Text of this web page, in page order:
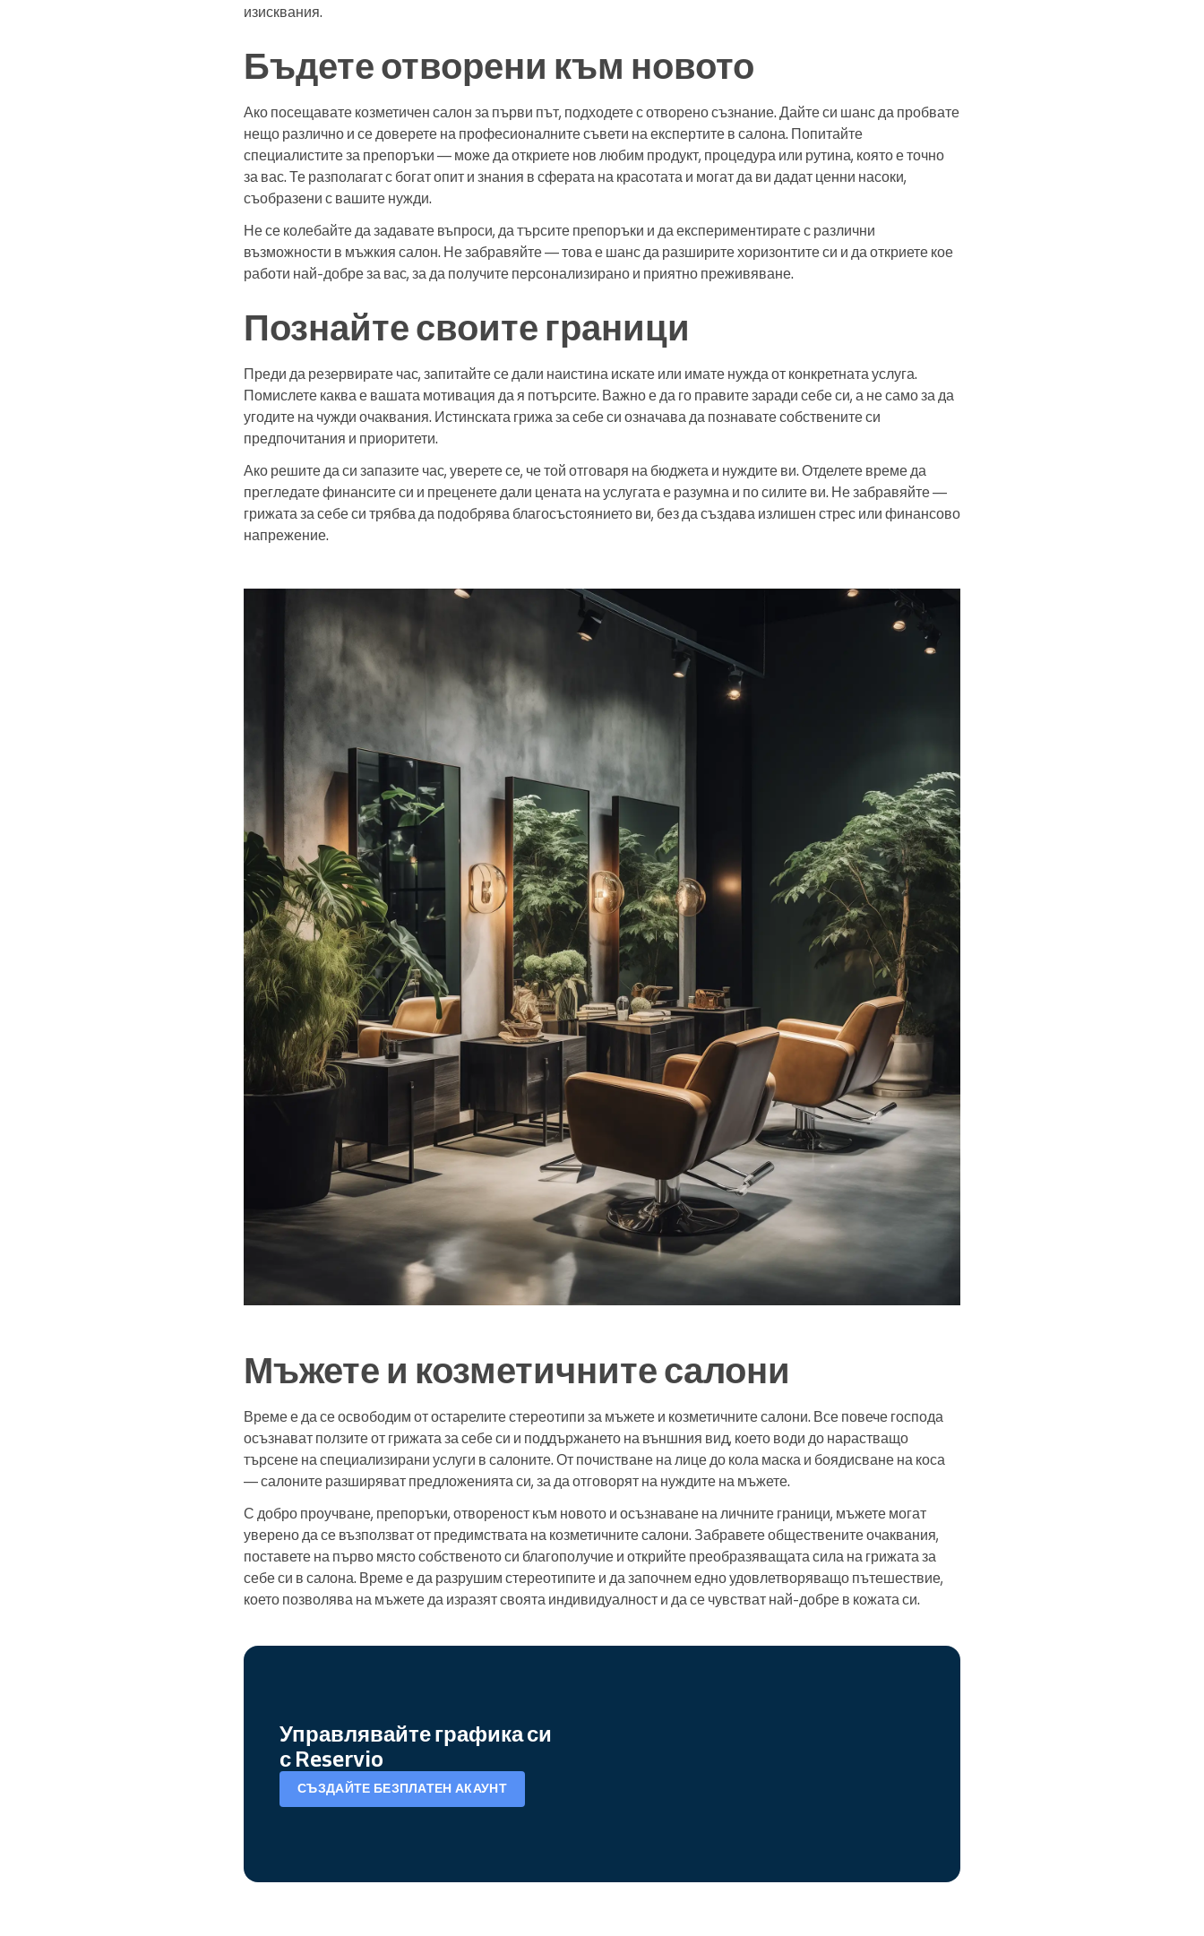
изисквания.
Бъдете отворени към новото
Ако посещавате козметичен салон за първи път, подходете с отворено съзнание. Дайте си шанс да пробвате
нещо различно и се доверете на професионалните съвети на експертите в салона. Попитайте
специалистите за препоръки — може да откриете нов любим продукт, процедура или рутина, която е точно
за вас. Те разполагат с богат опит и знания в сферата на красотата и могат да ви дадат ценни насоки,
съобразени с вашите нужди.
Не се колебайте да задавате въпроси, да търсите препоръки и да експериментирате с различни
възможности в мъжкия салон. Не забравяйте — това е шанс да разширите хоризонтите си и да откриете кое
работи най-добре за вас, за да получите персонализирано и приятно преживяване.
Познайте своите граници
Преди да резервирате час, запитайте се дали наистина искате или имате нужда от конкретната услуга.
Помислете каква е вашата мотивация да я потърсите. Важно е да го правите заради себе си, а не само за да
угодите на чужди очаквания. Истинската грижа за себе си означава да познавате собствените си
предпочитания и приоритети.
Ако решите да си запазите час, уверете се, че той отговаря на бюджета и нуждите ви. Отделете време да
прегледате финансите си и преценете дали цената на услугата е разумна и по силите ви. Не забравяйте —
грижата за себе си трябва да подобрява благосъстоянието ви, без да създава излишен стрес или финансово
напрежение.
Мъжете и козметичните салони
Време е да се освободим от остарелите стереотипи за мъжете и козметичните салони. Все повече господа
осъзнават ползите от грижата за себе си и поддържането на външния вид, което води до нарастващо
търсене на специализирани услуги в салоните. От почистване на лице до кола маска и боядисване на коса
— салоните разширяват предложенията си, за да отговорят на нуждите на мъжете.
С добро проучване, препоръки, отвореност към новото и осъзнаване на личните граници, мъжете могат
уверено да се възползват от предимствата на козметичните салони. Забравете обществените очаквания,
поставете на първо място собственото си благополучие и открийте преобразяващата сила на грижата за
себе си в салона. Време е да разрушим стереотипите и да започнем едно удовлетворяващо пътешествие,
което позволява на мъжете да изразят своята индивидуалност и да се чувстват най-добре в кожата си.
Управлявайте графика си
с Reservio
СЪЗДАЙТЕ БЕЗПЛАТЕН АКАУНТ